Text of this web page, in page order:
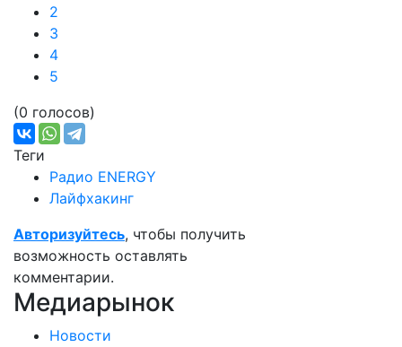
2
3
4
5
(0 голосов)
Теги
Радио ENERGY
Лайфхакинг
Авторизуйтесь, чтобы получить
возможность оставлять
комментарии.
Медиарынок
Новости